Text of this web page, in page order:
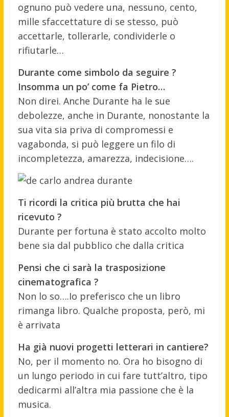
ognuno può vedere una, nessuno, cento,
mille sfaccettature di se stesso, può
accettarle, tollerarle, condividerle o
rifiutarle…
Durante come simbolo da seguire ?
Insomma un po’ come fa Pietro…
Non direi. Anche Durante ha le sue
debolezze, anche in Durante, nonostante la
sua vita sia priva di compromessi e
vagabonda, si può leggere un filo di
incompletezza, amarezza, indecisione….
Ti ricordi la critica più brutta che hai
ricevuto ?
Durante per fortuna è stato accolto molto
bene sia dal pubblico che dalla critica
Pensi che ci sarà la trasposizione
cinematografica ?
Non lo so….Io preferisco che un libro
rimanga libro. Qualche proposta, però, mi
è arrivata
Ha già nuovi progetti letterari in cantiere?
No, per il momento no. Ora ho bisogno di
un lungo periodo in cui fare tutt’altro, tipo
dedicarmi all’altra mia passione che è la
musica.